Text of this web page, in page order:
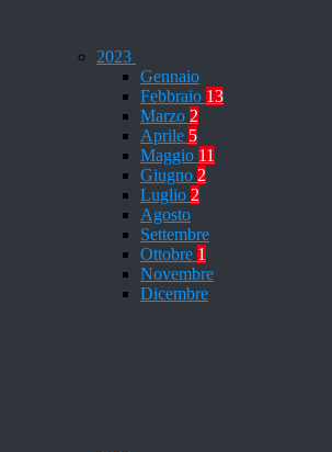
2023
Gennaio
Febbraio 13
Marzo 2
Aprile 5
Maggio 11
Giugno 2
Luglio 2
Agosto
Settembre
Ottobre 1
Novembre
Dicembre